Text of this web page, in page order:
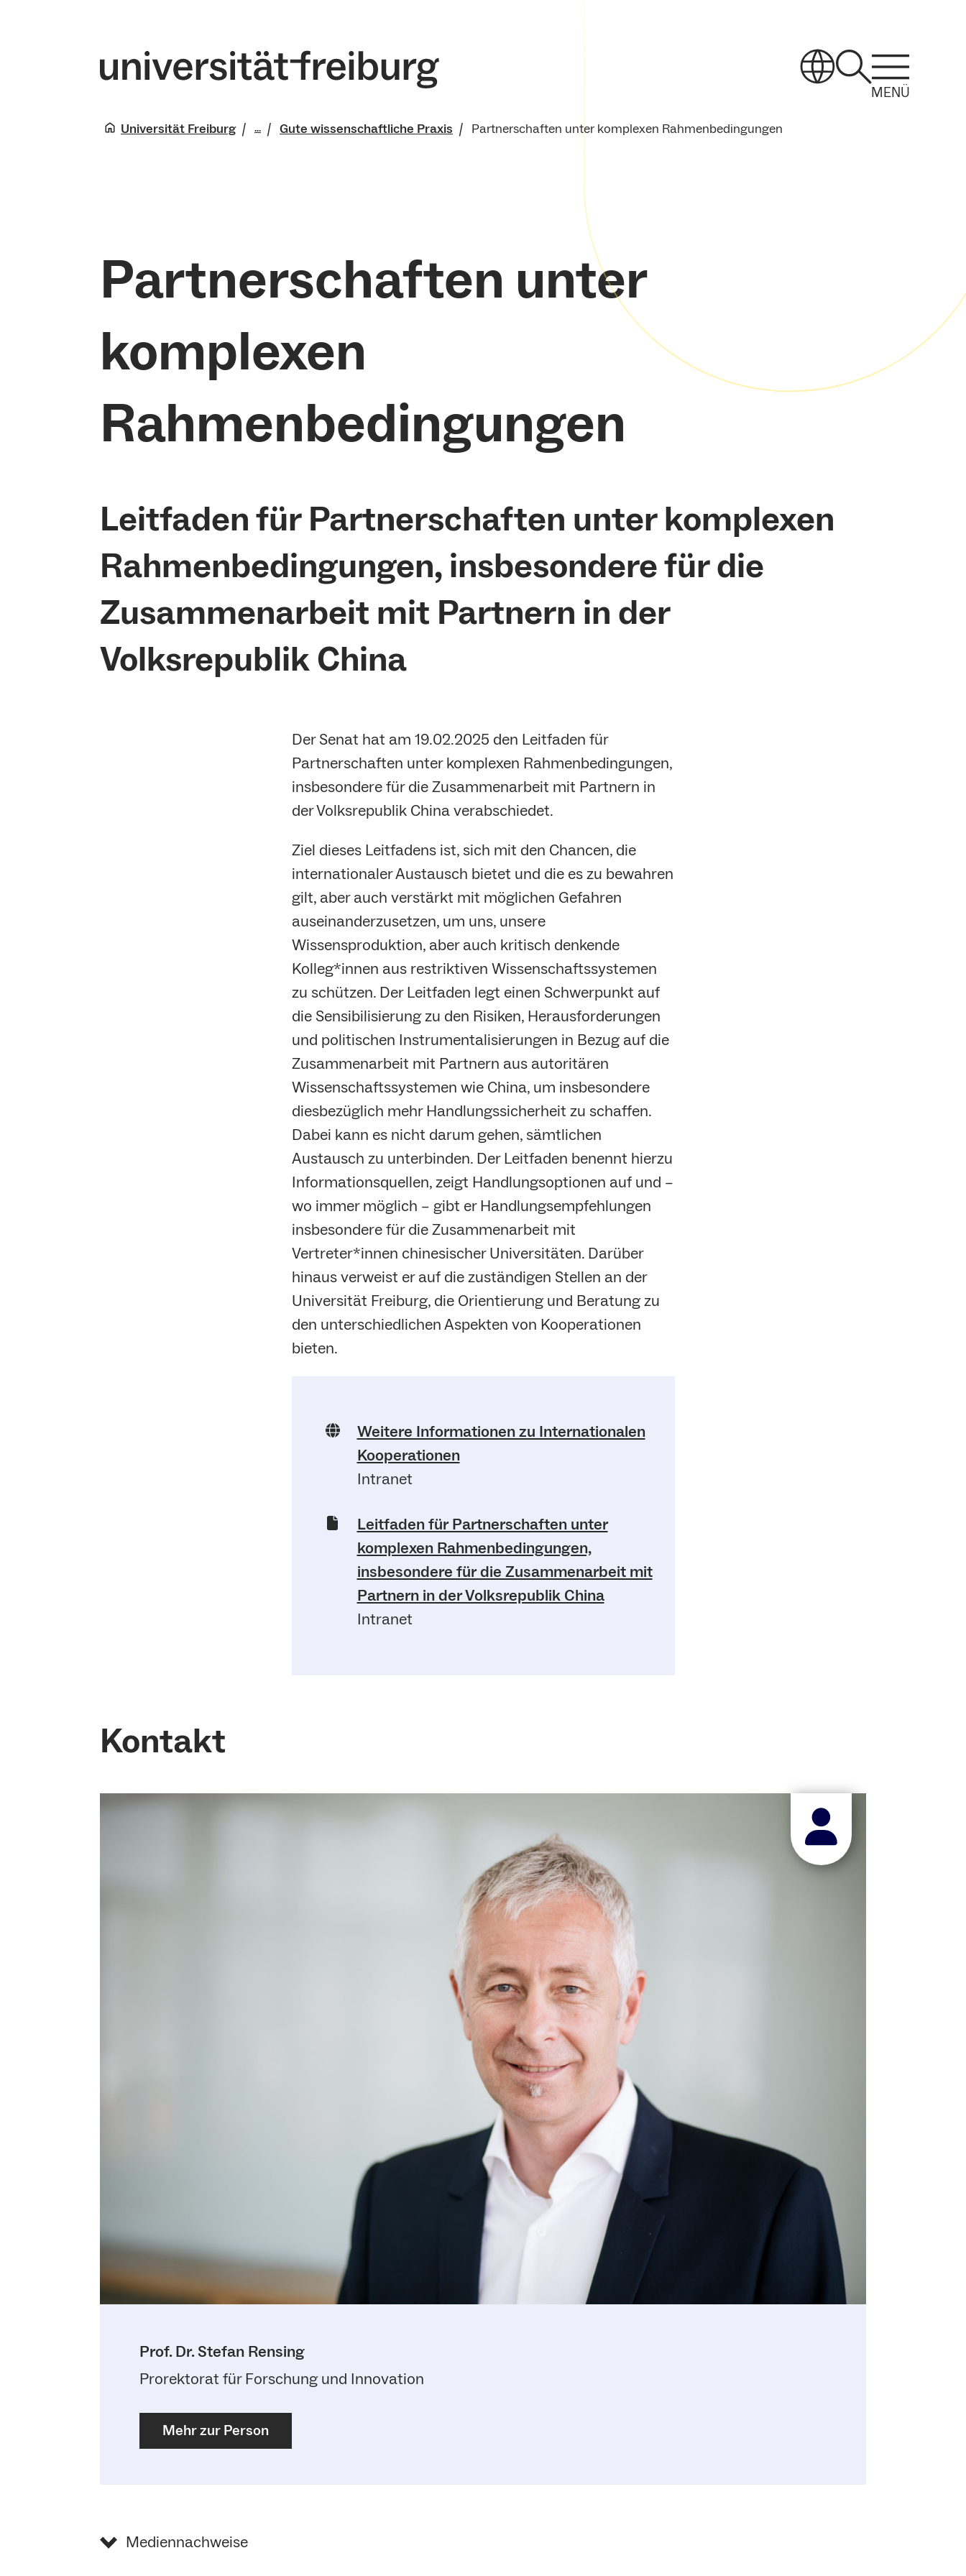
MENÜ
Universität Freiburg ... Gute wissenschaftliche Praxis Partnerschaften unter komplexen Rahmenbedingungen
Partnerschaften unter
komplexen
Rahmenbedingungen
Leitfaden für Partnerschaften unter komplexen
Rahmenbedingungen, insbesondere für die
Zusammenarbeit mit Partnern in der
Volksrepublik China
Der Senat hat am 19.02.2025 den Leitfaden für
Partnerschaften unter komplexen Rahmenbedingungen,
insbesondere für die Zusammenarbeit mit Partnern in
der Volksrepublik China verabschiedet.
Ziel dieses Leitfadens ist, sich mit den Chancen, die
internationaler Austausch bietet und die es zu bewahren
gilt, aber auch verstärkt mit möglichen Gefahren
auseinanderzusetzen, um uns, unsere
Wissensproduktion, aber auch kritisch denkende
Kolleg*innen aus restriktiven Wissenschaftssystemen
zu schützen. Der Leitfaden legt einen Schwerpunkt auf
die Sensibilisierung zu den Risiken, Herausforderungen
und politischen Instrumentalisierungen in Bezug auf die
Zusammenarbeit mit Partnern aus autoritären
Wissenschaftssystemen wie China, um insbesondere
diesbezüglich mehr Handlungssicherheit zu schaffen.
Dabei kann es nicht darum gehen, sämtlichen
Austausch zu unterbinden. Der Leitfaden benennt hierzu
Informationsquellen, zeigt Handlungsoptionen auf und –
wo immer möglich – gibt er Handlungsempfehlungen
insbesondere für die Zusammenarbeit mit
Vertreter*innen chinesischer Universitäten. Darüber
hinaus verweist er auf die zuständigen Stellen an der
Universität Freiburg, die Orientierung und Beratung zu
den unterschiedlichen Aspekten von Kooperationen
bieten.
Weitere Informationen zu Internationalen
Kooperationen
Intranet
Leitfaden für Partnerschaften unter
komplexen Rahmenbedingungen,
insbesondere für die Zusammenarbeit mit
Partnern in der Volksrepublik China
Intranet
Kontakt
Prof. Dr. Stefan Rensing
Prorektorat für Forschung und Innovation
Mehr zur Person
Mediennachweise